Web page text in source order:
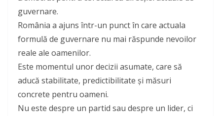
guvernare.
România a ajuns într-un punct în care actuala
formulă de guvernare nu mai răspunde nevoilor
reale ale oamenilor.
Este momentul unor decizii asumate, care să
aducă stabilitate, predictibilitate și măsuri
concrete pentru oameni.
Nu este despre un partid sau despre un lider, ci